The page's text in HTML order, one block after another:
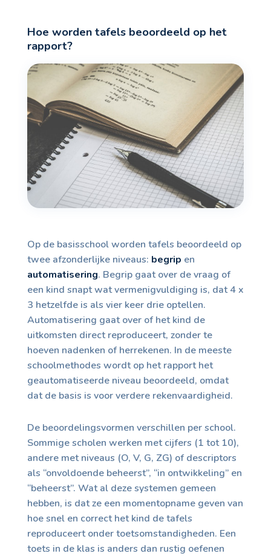
Hoe worden tafels beoordeeld op het
rapport?
Op de basisschool worden tafels beoordeeld op
twee afzonderlijke niveaus: begrip en
automatisering. Begrip gaat over de vraag of
een kind snapt wat vermenigvuldiging is, dat 4 x
3 hetzelfde is als vier keer drie optellen.
Automatisering gaat over of het kind de
uitkomsten direct reproduceert, zonder te
hoeven nadenken of herrekenen. In de meeste
schoolmethodes wordt op het rapport het
geautomatiseerde niveau beoordeeld, omdat
dat de basis is voor verdere rekenvaardigheid.
De beoordelingsvormen verschillen per school.
Sommige scholen werken met cijfers (1 tot 10),
andere met niveaus (O, V, G, ZG) of descriptors
als “onvoldoende beheerst”, “in ontwikkeling” en
“beheerst”. Wat al deze systemen gemeen
hebben, is dat ze een momentopname geven van
hoe snel en correct het kind de tafels
reproduceert onder toetsomstandigheden. Een
toets in de klas is anders dan rustig oefenen